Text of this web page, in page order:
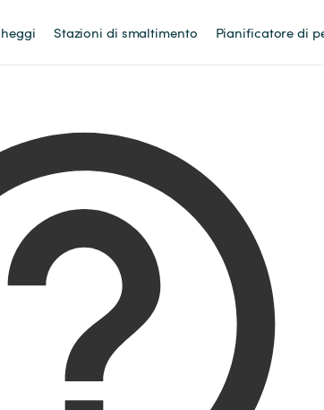
Stazioni di smaltimento Pianificatore di